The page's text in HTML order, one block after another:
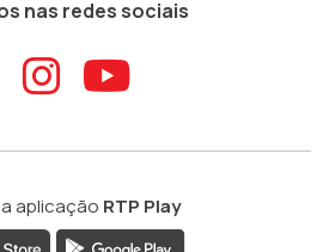
nas redes sociais
Aceder ao
Aceder ao
Aceder
aplicação RTP Play